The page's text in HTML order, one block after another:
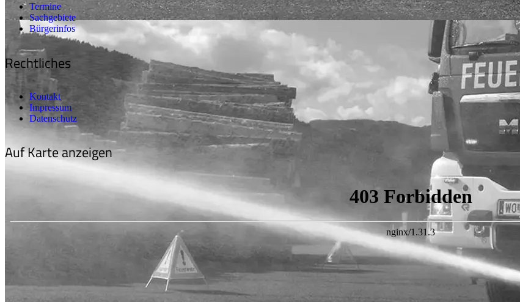
Termine
Sachgebiete
Bürgerinfos
Rechtliches
Kontakt
Impressum
Datenschutz
Auf Karte anzeigen